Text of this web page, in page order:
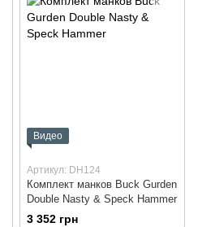
Видео
Артикул: DH124
Комплект манков Buck Gurden
Double Nasty & Speck Hammer
3 352 грн